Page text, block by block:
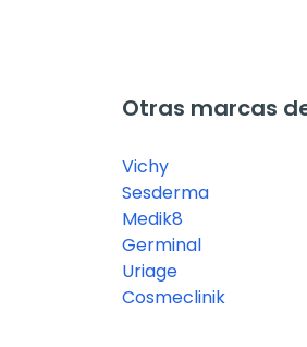
Otras marcas
Vichy
Sesderma
Medik8
Germinal
Uriage
Cosmeclinik